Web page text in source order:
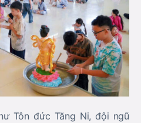
Tôn đức Tăng Ni, đội ngũ